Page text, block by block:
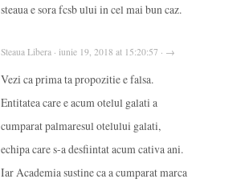
steaua e sora fcsb ului in cel mai bun caz.
Steaua Libera · iunie 19, 2018 at 15:20:57 · →
Vezi ca prima ta propozitie e falsa.
Entitatea care e acum otelul galati a
cumparat palmaresul otelului galati,
echipa care s-a desfiintat acum cativa ani.
Iar Academia sustine ca a cumparat marca